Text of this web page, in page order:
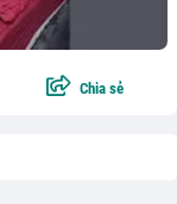
Chia sẻ